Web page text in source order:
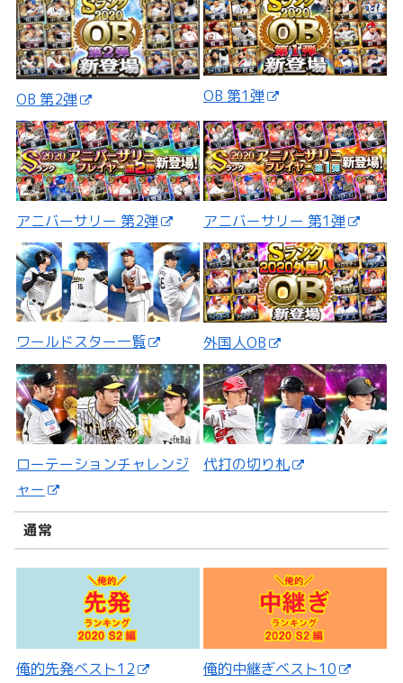
OB 第2弾 OB 第1弾
アニバーサリー 第2弾 アニバーサリー 第1弾
ワールドスター一覧 外国人OB
ローテーションチャレンジ
ャー
代打の切り札
通常
俺的先発ベスト12 俺的中継ぎベスト10